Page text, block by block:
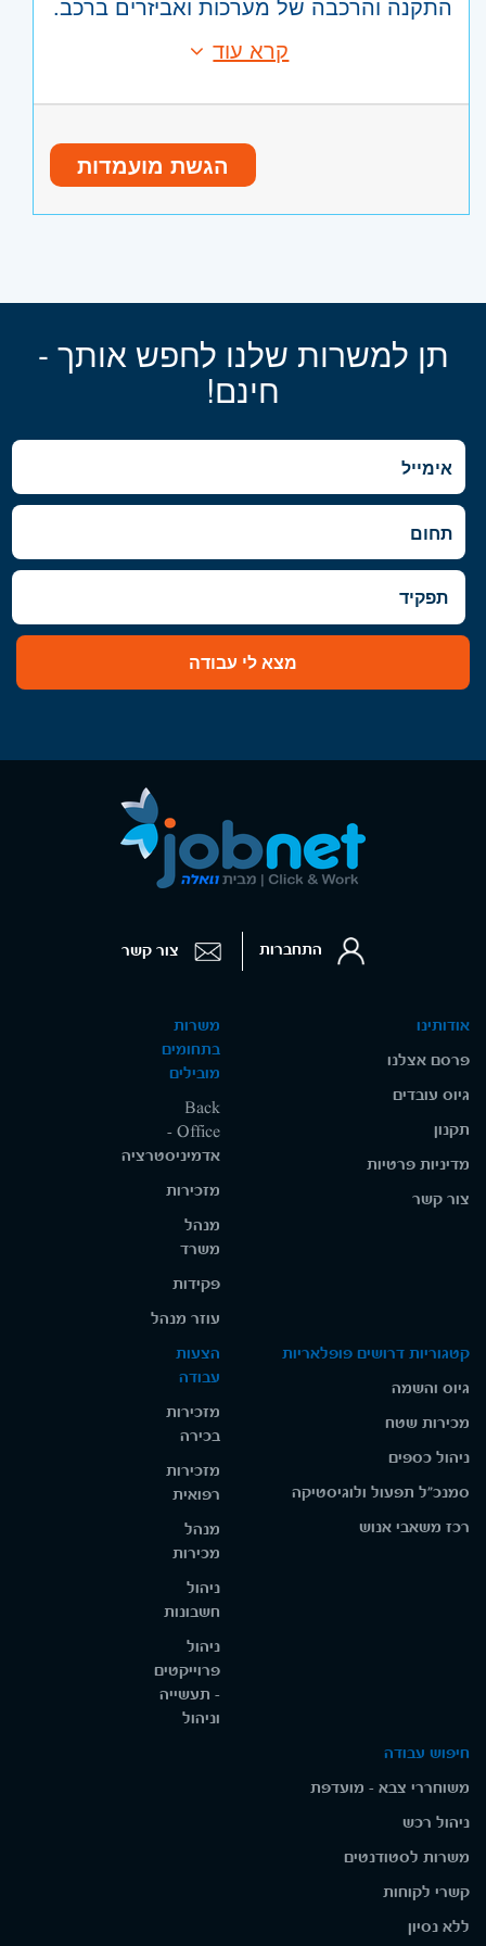
פירוק והרכבה של מכלולים בהתאם
להוראות עבודה.
ניסיון בעבודה טכנית – חובה.
ניסיון באחד או יותר מהתחומים הבאים:
התקנות ברכב.
ידיים טובות, חוש טכני, אחריות ורצון ללמוד.
ניסיון בעבודה עם כלי עבודה – חובה.
היקף משרה:
משרה מלאה
אזור:
וגבעתיים, בקעת אונו וגבעת שמואל, חולון
ובת-ים, מודיעין, שוהם
צפון- חיפה והכרמל
דרום- באר שבע
השפלה- ראשון לציון ונס- ציונה, רמלה לוד,
קרא עוד
הגשת מועמדות
תן למשרות שלנו לחפש אותך -
חינם!
מצא לי עבודה
אודותינו
פרסם אצלנו
גיוס עובדים
תקנון
מדיניות פרטיות
צור קשר
משרות
בתחומים
מובילים
Back
Office -
אדמיניסטרציה
מזכירות
מנהל
משרד
פקידות
עוזר מנהל
קטגוריות דרושים פופלאריות
גיוס והשמה
מכירות שטח
ניהול כספים
סמנכ"ל תפעול ולוגיסטיקה
רכז משאבי אנוש
הצעות
עבודה
מזכירות
בכירה
מזכירות
רפואית
מנהל
מכירות
ניהול
חשבונות
ניהול
פרוייקטים
- תעשייה
וניהול
חיפוש עבודה
משוחררי צבא - מועדפת
ניהול רכש
משרות לסטודנטים
קשרי לקוחות
ללא נסיון